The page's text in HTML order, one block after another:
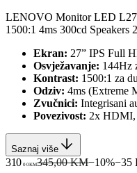
LENOVO Monitor LED
1500:1 4ms 300cd
Ekran: 27” IPS Full
Osvježavanje: 144Hz
Kontrast: 1500:1 za
Odziv: 4ms (Extreme
Zvučnici: Integrisani
Povezivost: 2x
Saznaj više
310 00KM345,00 KM−10%−35